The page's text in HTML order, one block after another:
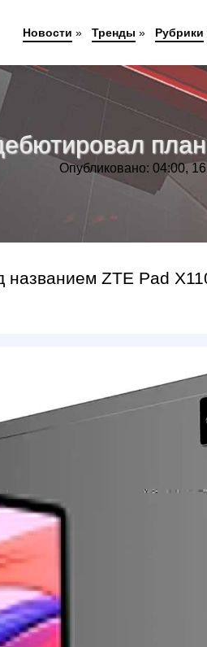
Опубликовано: 04:00,
ZTE Pad
Новости » Тренды » Рубрики